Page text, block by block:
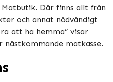
Matbutik. Där finns allt från
och annat nödvändigt
att ha hemma” visar
matkasse.